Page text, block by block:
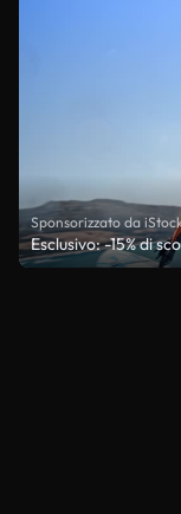
Sponsorizzato da
Esclusivo: -15% di